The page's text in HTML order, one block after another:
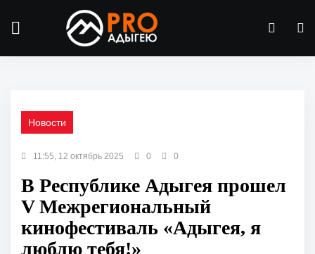
Новости
11:55, 12 октябрь 2025 0 0
В Республике Адыгея прошел
V Межрегиональный
кинофестиваль «Адыгея, я
люблю тебя!»